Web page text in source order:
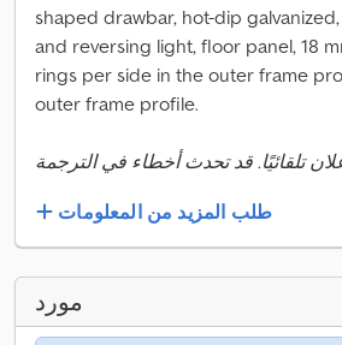
shaped drawbar, hot-dip
and reversing light, floor panel, 18
rings per side in the outer frame
outer frame profile.
طلب المزيد من المعلومات
مورد